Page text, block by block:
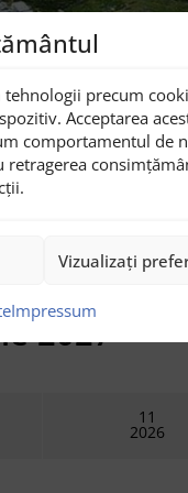
precum
Acceptarea
comportamentul de
retragerea
Vizualizați
Impressum
2027
11
2026